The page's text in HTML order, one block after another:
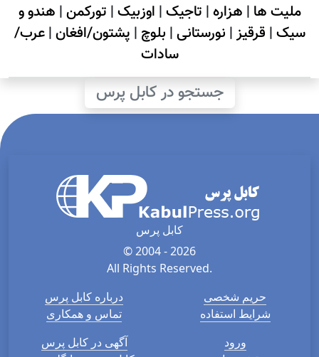
ملیت ها | هزاره| تاجیک| اوزبیک| تورکمن| هندو و
سیک| قرقیز| نورستانی| بلوچ | پشتون/افغان|عرب/
سادات
جستجو در کابل پرس
کابل پرس
© 2004 - 2026
All Rights Reserved.
درباره کابل پرس
تماس و همکاری
حریم شخصی
شرایط استفاده
آگهی در کابل پرس
ورود